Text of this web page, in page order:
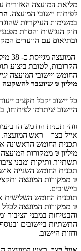
מליאת המועצה האזורית
לפיתוח יישובי המועצה.
במשימות העיקריות
חוק הנגישות והסרת
ובתיאום עם הוועדים
החומש ויישובי המועצה יגייסו את
מיליון ₪ שיועבר להשקעה
כל יישוב יקבל תקציב
היישוב שיתרמו
זוהי תכנית החומש
אייל בצר – ראש המועצה.
מיליון ₪ ממקורות
תשתיות ותיקות ומבני
₪ ממקורות המועצה
ביישובים.
₪ ממקורות המועצה לכלל
והבטיחות במבני הציבור
התשתיות ביישובים
וחזות היישוב.